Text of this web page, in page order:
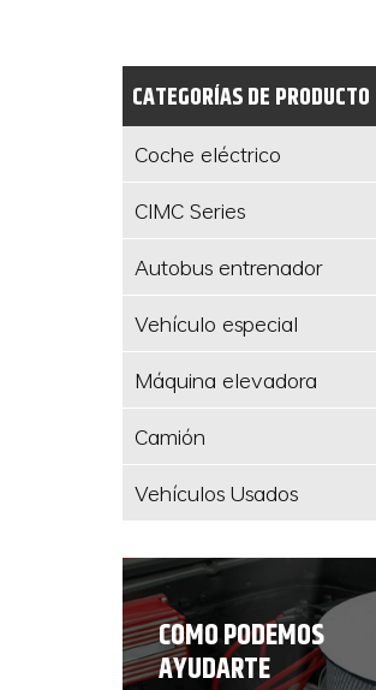
CATEGORÍAS DE PRODUCTO
Coche eléctrico
CIMC Series
Autobus entrenador
Vehículo especial
Máquina elevadora
Camión
Vehículos Usados
COMO PODEMOS
AYUDARTE